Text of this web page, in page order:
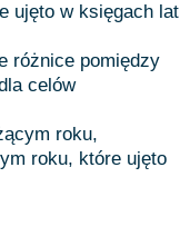
ujęto w księgach lat
różnice pomiędzy
celów
roku,
roku, które ujęto